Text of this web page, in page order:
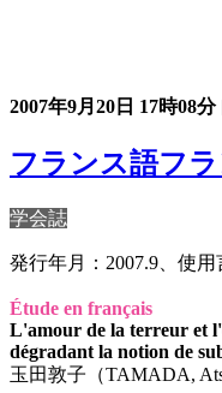
2007年9月20日 17時08分
フランス語フ
学会誌
発行年月：2007.9、使
Étude en français
L'amour de la terreur et
dégradant la notion de
玉田敦子（TAMADA,